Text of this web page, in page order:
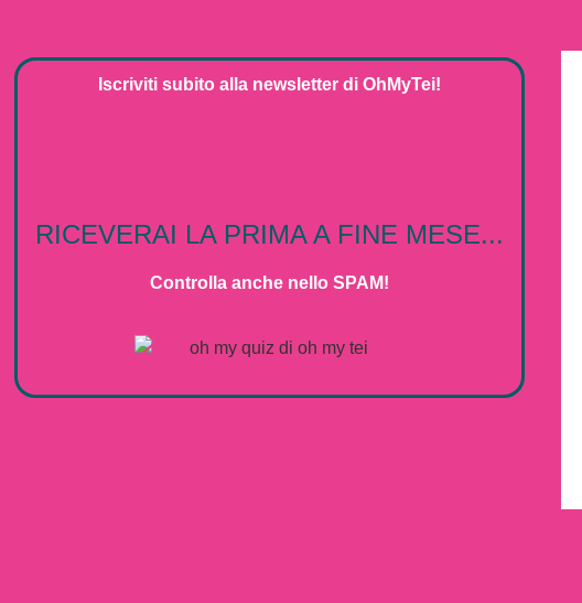
Iscriviti subito alla newsletter diOhMyTei!
RICEVERAI LA PRIMA A FINE MESE...
Controlla anche nello SPAM!